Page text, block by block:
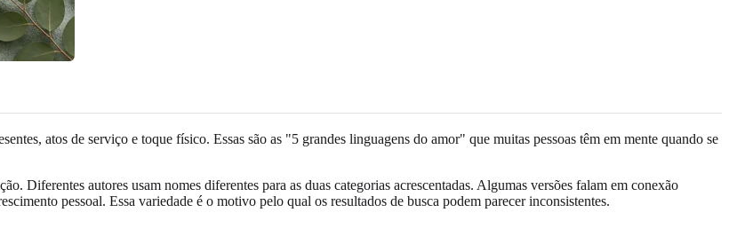
atos de serviço e toque físico. Essas são as "5 grandes linguagens do amor" que muitas pessoas têm em mente quando se
Diferentes autores usam nomes diferentes para as duas categorias acrescentadas. Algumas versões falam em conexão
pessoal. Essa variedade é o motivo pelo qual os resultados de busca podem parecer inconsistentes.